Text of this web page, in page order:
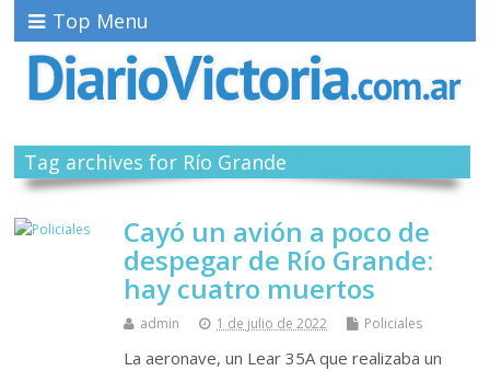
Top Menu
Tag archives for Río Grande
Cayó un avión a poco de
despegar de Río Grande:
hay cuatro muertos
admin 1 de julio de 2022 Policiales
La aeronave, un Lear 35A que realizaba un